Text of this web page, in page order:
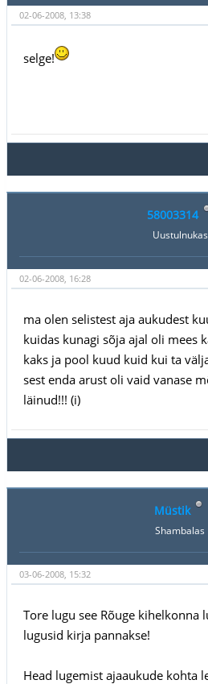
02-06-2008, 13:38
selge!
58003314
Uustulnukas
02-06-2008, 16:28
ma olen selistest aja aukudest
kuidas kunagi sõja ajal oli mees
kaks ja pool kuud kuid kui ta
sest enda arust oli vaid vanase
läinud!!! (i)
Müstik
Shambalas
03-06-2008, 15:32
Tore lugu see Rõuge kihelkonna
lugusid kirja pannakse!
Head lugemist ajaaukude kohta